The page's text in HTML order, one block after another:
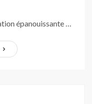
épanouissante …